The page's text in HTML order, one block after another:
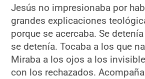
Jesús no impresionaba por
grandes explicaciones
porque se acercaba. Se
se detenía. Tocaba a los que
Miraba a los ojos a los
con los rechazados.